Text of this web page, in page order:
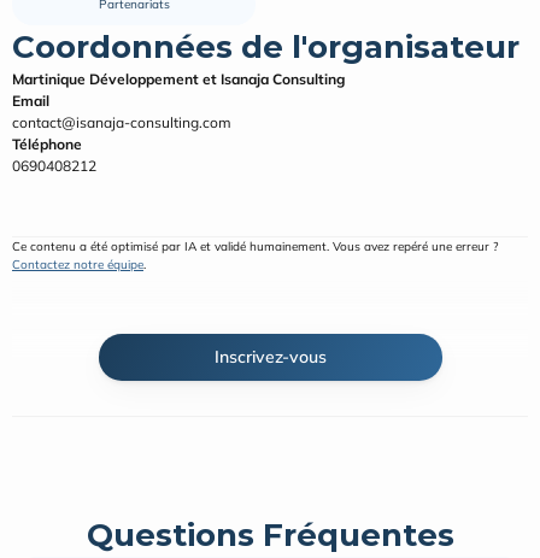
Inscrivez-vous
Partenariats
Coordonnées de l'organisateur
Martinique Développement et Isanaja Consulting
Email
contact@isanaja-consulting.com
Téléphone
0690408212
Contactez notre équipe.
Questions Fréquentes